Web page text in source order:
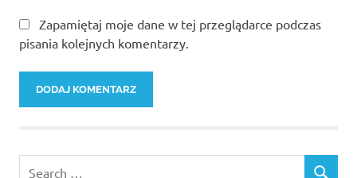
Zapamiętaj moje dane w tej przeglądarce podczas
pisania kolejnych komentarzy.